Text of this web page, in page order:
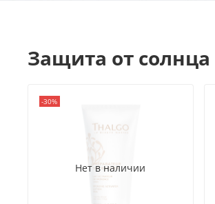
Защита от солнца
Нет в наличии
-30%